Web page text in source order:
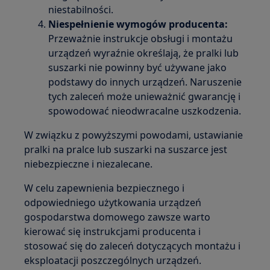
niestabilności.
Niespełnienie wymogów producenta:
Przeważnie instrukcje obsługi i montażu
urządzeń wyraźnie określają, że pralki lub
suszarki nie powinny być używane jako
podstawy do innych urządzeń. Naruszenie
tych zaleceń może unieważnić gwarancję i
spowodować nieodwracalne uszkodzenia.
W związku z powyższymi powodami, ustawianie
pralki na pralce lub suszarki na suszarce jest
niebezpieczne i niezalecane.
W celu zapewnienia bezpiecznego i
odpowiedniego użytkowania urządzeń
gospodarstwa domowego zawsze warto
kierować się instrukcjami producenta i
stosować się do zaleceń dotyczących montażu i
eksploatacji poszczególnych urządzeń.